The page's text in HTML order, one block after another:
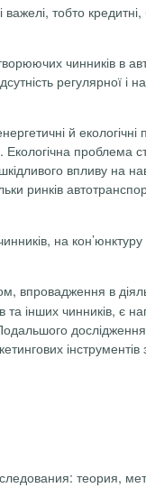
важелі, тобто
чинників в
регулярної і
й
Екологічна
шкідливого впливу
ринків
на
впровадження в
та інших чинників,
: теория,